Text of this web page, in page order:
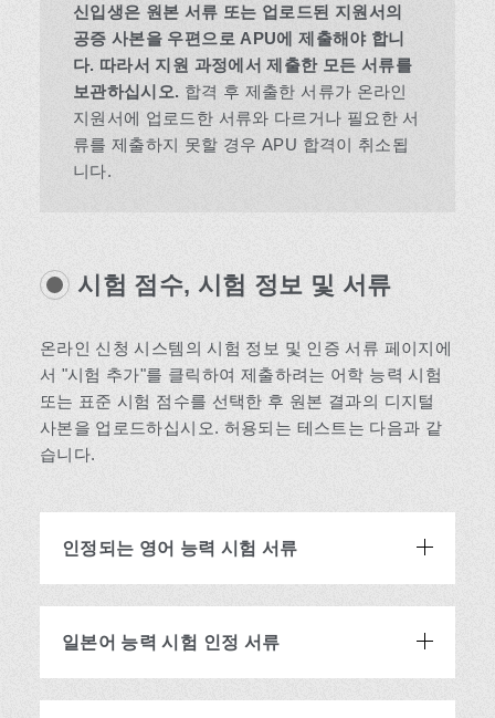
신입생은 원본 서류 또는 업로드된 지원서의
공증 사본을 우편으로 APU에 제출해야 합니
다. 따라서 지원 과정에서 제출한 모든 서류를
보관하십시오. 합격 후 제출한 서류가 온라인
지원서에 업로드한 서류와 다르거나 필요한 서
류를 제출하지 못할 경우 APU 합격이 취소됩
니다.
시험 점수, 시험 정보 및 서류
온라인 신청 시스템의 시험 정보 및 인증 서류 페이지에
서 "시험 추가"를 클릭하여 제출하려는 어학 능력 시험
또는 표준 시험 점수를 선택한 후 원본 결과의 디지털
사본을 업로드하십시오. 허용되는 테스트는 다음과 같
습니다.
인정되는 영어 능력 시험 서류
일본어 능력 시험 인정 서류